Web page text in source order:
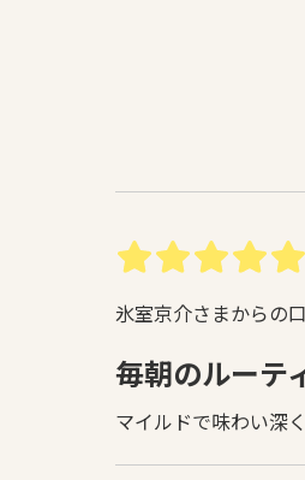
氷室京介さまからの
毎朝のルーテ
マイルドで味わい深